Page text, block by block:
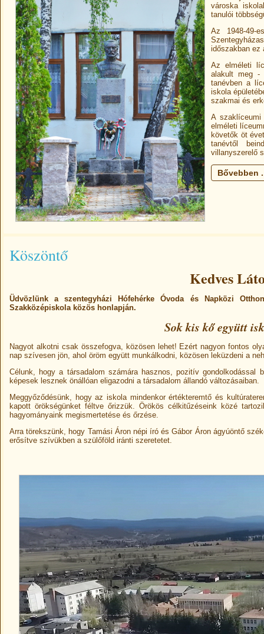
városka
tanulói
Az 1948-49-
időszakban ez
Az elméleti
alakult meg -
tanévben a
iskola
szakmai és
A
elméleti
követők öt
tanévtől
villanyszerelő
Bővebben
Köszöntő
Kedves
Üdvözlünk a szentegyházi Hófehérke Óvoda és Napközi
Szakközépiskola közös honlapján.
Sok kis kő együtt
Nagyot alkotni csak összefogva, közösen lehet! Ezért nagyon fontos
nap szívesen jön, ahol öröm együtt munkálkodni, közösen leküzdeni a
Célunk, hogy a társadalom számára hasznos, pozitív gondolkodással
képesek lesznek önállóan eligazodni a társadalom állandó változásaiban.
Meggyőződésünk, hogy az iskola mindenkor értékteremtő és
kapott örökségünket féltve őrizzük. Örökös célkitűzéseink közé
hagyományaink megismertetése és őrzése.
Arra törekszünk, hogy Tamási Áron népi író és Gábor Áron ágyúöntő
erősítve szívükben a szülőföld iránti szeretetet.